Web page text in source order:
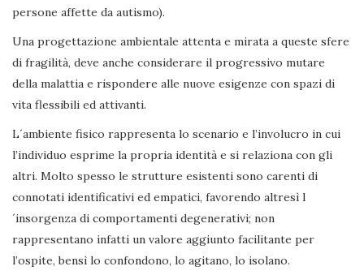
persone affette da autismo).
Una progettazione ambientale attenta e mirata a queste sfere
di fragilità, deve anche considerare il progressivo mutare
della malattia e rispondere alle nuove esigenze con spazi di
vita flessibili ed attivanti.
L´ambiente fisico rappresenta lo scenario e l’involucro in cui
l’individuo esprime la propria identità e si relaziona con gli
altri. Molto spesso le strutture esistenti sono carenti di
connotati identificativi ed empatici, favorendo altresì l
´insorgenza di comportamenti degenerativi; non
rappresentano infatti un valore aggiunto facilitante per
l’ospite, bensì lo confondono, lo agitano, lo isolano.